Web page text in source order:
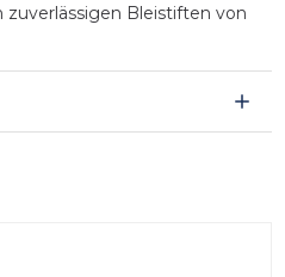
Bleistiften von